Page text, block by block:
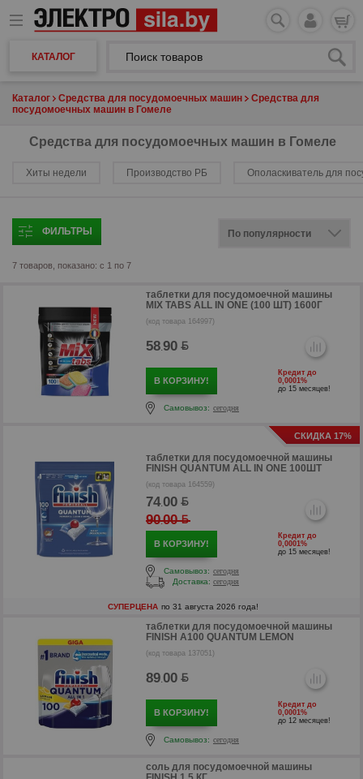
КАТАЛОГ
Каталог Средства для посудомоечных машин Средства для
посудомоечных машин в Гомеле
Средства для посудомоечных машин в Гомеле
Хиты недели Производство РБ Ополаскиватель для
ФИЛЬТРЫ
7 товаров, показано: с 1 по 7
таблетки для посудомоечной машины
MIX TABS ALL IN ONE (100 ШТ) 1600Г
(код товара 164997)
58.90
В КОРЗИНУ!
Кредит до
0,0001%
до 15 месяцев!
Самовывоз: сегодня
СКИДКА 17%
таблетки для посудомоечной машины
FINISH QUANTUM ALL IN ONE 100ШТ
(код товара 164559)
74.00
90.00
В КОРЗИНУ!
Кредит до
0,0001%
до 15 месяцев!
Самовывоз: сегодня
Доставка: сегодня
СУПЕРЦЕНА по 31 августа 2026 года!
таблетки для посудомоечной машины
FINISH А100 QUANTUM LEMON
(код товара 137051)
89.00
В КОРЗИНУ!
Кредит до
0,0001%
до 12 месяцев!
Самовывоз: сегодня
соль для посудомоечной машины